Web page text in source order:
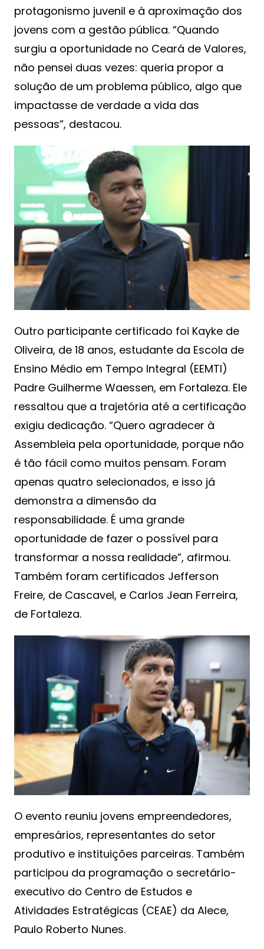
protagonismo juvenil e à aproximação dos
jovens com a gestão pública. “Quando
surgiu a oportunidade no Ceará de Valores,
não pensei duas vezes: queria propor a
solução de um problema público, algo que
impactasse de verdade a vida das
pessoas”, destacou.
Outro participante certificado foi Kayke de
Oliveira, de 18 anos, estudante da Escola de
Ensino Médio em Tempo Integral (EEMTI)
Padre Guilherme Waessen, em Fortaleza. Ele
ressaltou que a trajetória até a certificação
exigiu dedicação. “Quero agradecer à
Assembleia pela oportunidade, porque não
é tão fácil como muitos pensam. Foram
apenas quatro selecionados, e isso já
demonstra a dimensão da
responsabilidade. É uma grande
oportunidade de fazer o possível para
transformar a nossa realidade”, afirmou.
Também foram certificados Jefferson
Freire, de Cascavel, e Carlos Jean Ferreira,
de Fortaleza.
O evento reuniu jovens empreendedores,
empresários, representantes do setor
produtivo e instituições parceiras. Também
participou da programação o secretário-
executivo do Centro de Estudos e
Atividades Estratégicas (CEAE) da Alece,
Paulo Roberto Nunes.